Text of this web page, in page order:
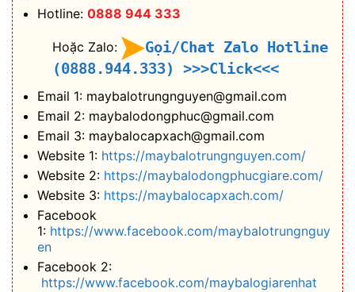
Hotline: 0888 944 333
Hoặc Zalo:
Gọi/Chat Zalo Hotline
(0888.944.333)
>>>Click<<<
Email 1: maybalotrungnguyen@gmail.com
Email 2: maybalodongphuc@gmail.com
Email 3: maybalocapxach@gmail.com
Website 1: https://maybalotrungnguyen.com/
Website 2: https://maybalodongphucgiare.com/
Website 3: https://maybalocapxach.com/
Facebook
1: https://www.facebook.com/maybalotrungnguy
en
Facebook 2:
https://www.facebook.com/maybalogiarenhat